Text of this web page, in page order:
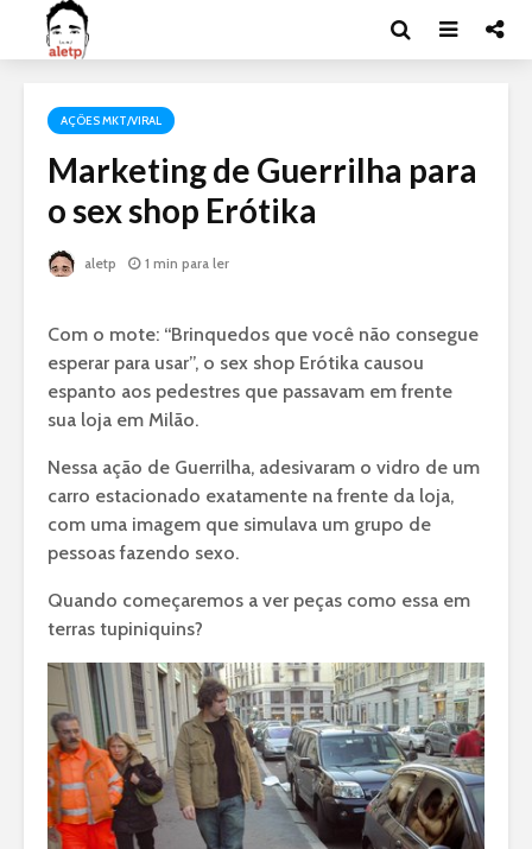
AÇÕES MKT/VIRAL
Marketing de Guerrilha para
o sex shop Erótika
aletp 1 min para ler
Com o mote: “Brinquedos que você não consegue
esperar para usar”, o sex shop Erótika causou
espanto aos pedestres que passavam em frente
sua loja em Milão.
Nessa ação de Guerrilha, adesivaram o vidro de um
carro estacionado exatamente na frente da loja,
com uma imagem que simulava um grupo de
pessoas fazendo sexo.
Quando começaremos a ver peças como essa em
terras tupiniquins?